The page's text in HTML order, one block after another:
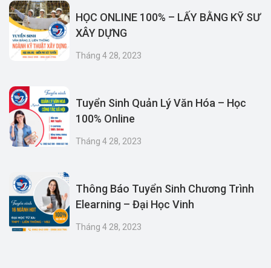
HỌC ONLINE 100% – LẤY BẰNG KỸ SƯ
XÂY DỰNG
Tháng 4 28, 2023
Tuyển Sinh Quản Lý Văn Hóa – Học
100% Online
Tháng 4 28, 2023
Thông Báo Tuyển Sinh Chương Trình
Elearning – Đại Học Vinh
Tháng 4 28, 2023